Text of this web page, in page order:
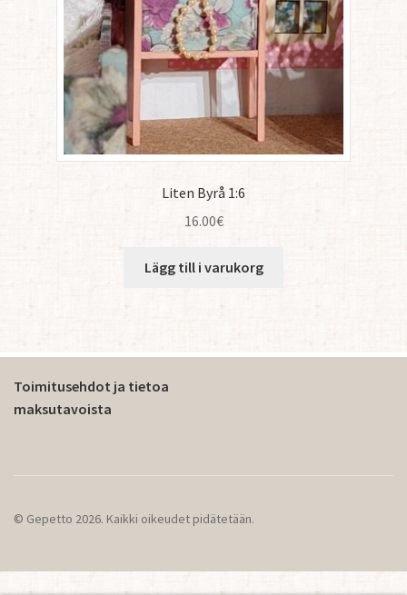
Liten Byrå 1:6
16.00€
Lägg till i varukorg
Toimitusehdot ja tietoa
maksutavoista
© Gepetto 2026. Kaikki oikeudet pidätetään.